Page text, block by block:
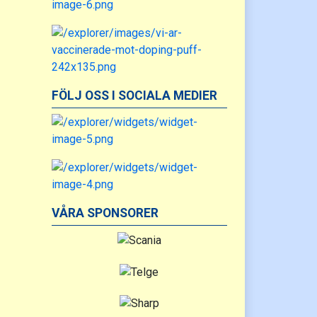
FÖLJ OSS I SOCIALA MEDIER
VÅRA SPONSORER